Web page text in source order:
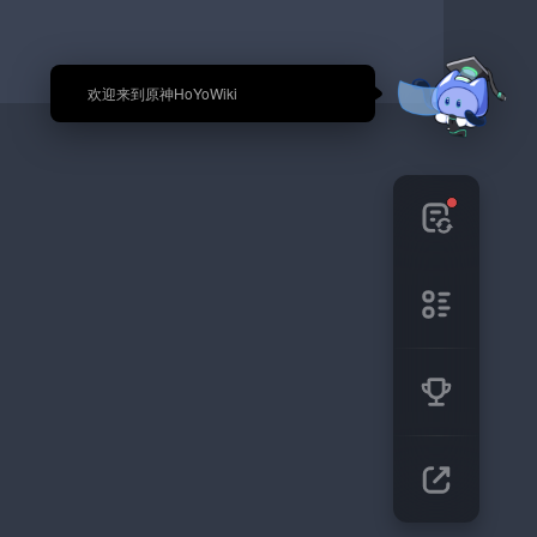
🎉 欢迎来到原神HoYoWiki